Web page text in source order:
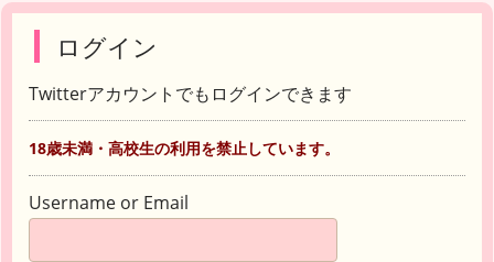
ログイン
Twitterアカウントでもログインできます
18歳未満・高校生の利用を禁止しています。
Username or Email